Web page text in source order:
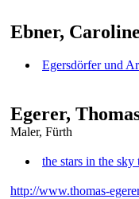
Ebner, Caroline
Egersdörfer und
Egerer,
Maler, Fürth
the stars in the sky
http://www.thomas-